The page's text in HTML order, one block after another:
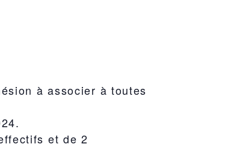
à associer à toutes
et de 2